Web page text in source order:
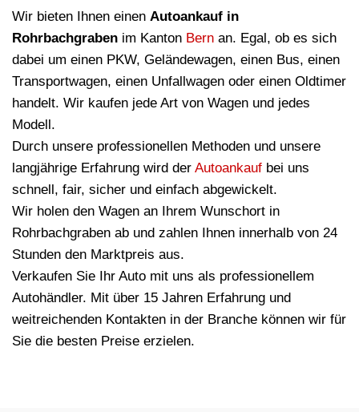
Wir bieten Ihnen einen Autoankauf in
Rohrbachgraben im Kanton Bern an. Egal, ob es sich
dabei um einen PKW, Geländewagen, einen Bus, einen
Transportwagen, einen Unfallwagen oder einen Oldtimer
handelt. Wir kaufen jede Art von Wagen und jedes
Modell.
Durch unsere professionellen Methoden und unsere
langjährige Erfahrung wird der Autoankauf bei uns
schnell, fair, sicher und einfach abgewickelt.
Wir holen den Wagen an Ihrem Wunschort in
Rohrbachgraben ab und zahlen Ihnen innerhalb von 24
Stunden den Marktpreis aus.
Verkaufen Sie Ihr Auto mit uns als professionellem
Autohändler. Mit über 15 Jahren Erfahrung und
weitreichenden Kontakten in der Branche können wir für
Sie die besten Preise erzielen.